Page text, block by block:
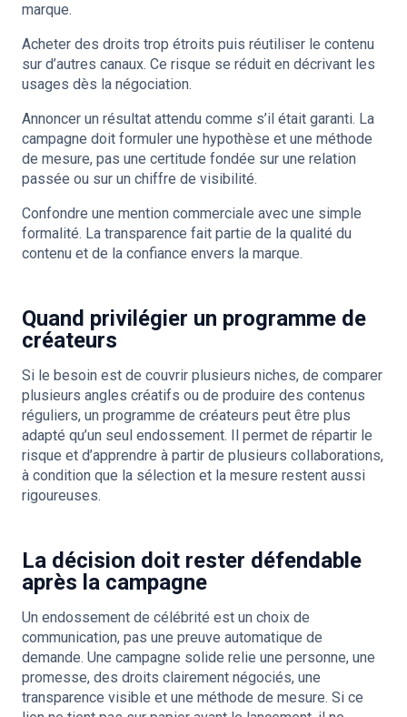
marque.
Acheter des droits trop étroits puis réutiliser le contenu
sur d’autres canaux. Ce risque se réduit en décrivant les
usages dès la négociation.
Annoncer un résultat attendu comme s’il était garanti. La
campagne doit formuler une hypothèse et une méthode
de mesure, pas une certitude fondée sur une relation
passée ou sur un chiffre de visibilité.
Confondre une mention commerciale avec une simple
formalité. La transparence fait partie de la qualité du
contenu et de la confiance envers la marque.
Quand privilégier un programme de
créateurs
Si le besoin est de couvrir plusieurs niches, de comparer
plusieurs angles créatifs ou de produire des contenus
réguliers, un programme de créateurs peut être plus
adapté qu’un seul endossement. Il permet de répartir le
risque et d’apprendre à partir de plusieurs collaborations,
à condition que la sélection et la mesure restent aussi
rigoureuses.
La décision doit rester défendable
après la campagne
Un endossement de célébrité est un choix de
communication, pas une preuve automatique de
demande. Une campagne solide relie une personne, une
promesse, des droits clairement négociés, une
transparence visible et une méthode de mesure. Si ce